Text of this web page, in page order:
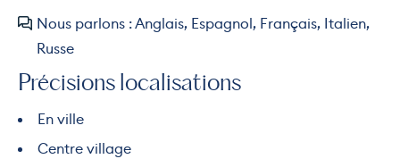
Nous parlons : Anglais, Espagnol, Français, Italien,
Russe
Précisions localisations
En ville
Centre village